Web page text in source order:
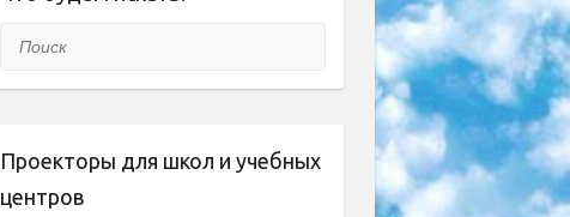
Поиск
Проекторы для школ и учебных
центров